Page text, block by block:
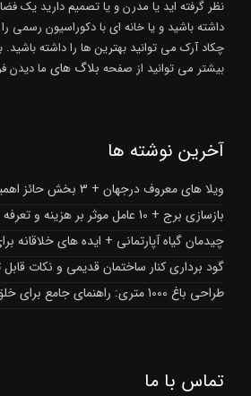
نظر گرفته اید یا مدرن و یا تصمیم دارید یک
داشته باشید و یا خانه ای با دکوراسیون رسمی
چکاد آرک می توانید بهترین ها را داشته باشید.
بیشتر می توانید از صفحه بلاگ های ما دیدن
آخرین نوشته ها
ویلا های معروف درجهان + 3 بخش حائز اهمیت درمورد آن ها !
بازسازی برج + 10 عامل موثر بر هزینه و تعرفه اجرای استاندارد
چیدمان گیاه آپارتمانی + ایده های خلاقانه برای
گود برداری کنار ساختمان قدیمی و نکات قابل
طراحی باغ 1000 متری: راهنمای جامع برای خلق فضای سبز رویایی
تماس با ما